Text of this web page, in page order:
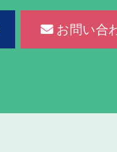
お問い合